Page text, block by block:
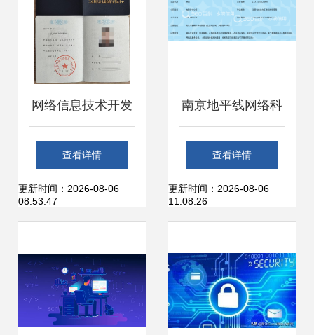
网络信息技术开发
数字时代的独立职
业新机遇
查看详情
更新时间：2026-08-06
08:53:47
南京地平线网络科
技有限公司 信息技
术开发的领航者
查看详情
更新时间：2026-08-06
11:08:26